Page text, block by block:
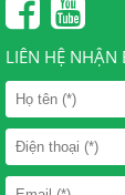
LIÊN HỆ